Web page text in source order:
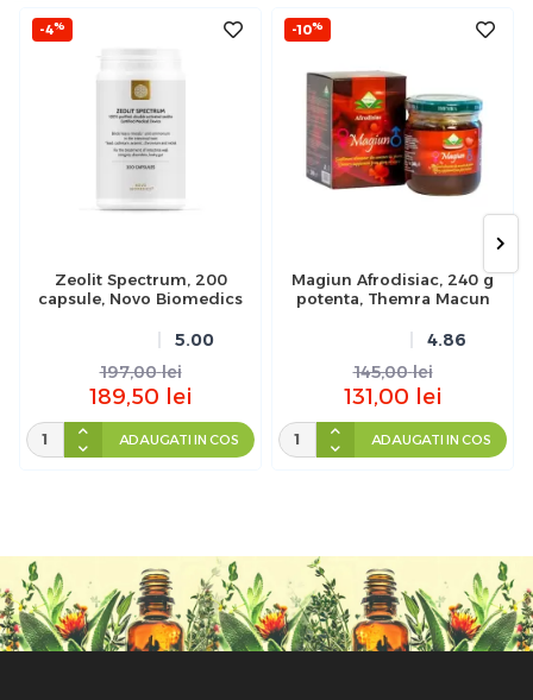
-4%
Zeolit Spectrum, 200
capsule, Novo Biomedics
5.00
197,00 lei
189,50 lei
ADAUGATI IN COS
-10%
Magiun Afrodisiac, 240 g
potenta, Themra Macun
4.86
145,00 lei
131,00 lei
ADAUGATI IN COS